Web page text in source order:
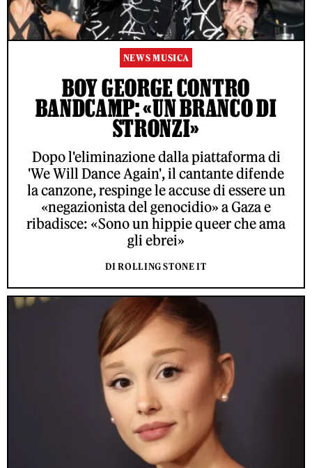
NEWS MUSICA
BOY GEORGE CONTRO
BANDCAMP: «UN BRANCO DI
STRONZI»
Dopo l'eliminazione dalla piattaforma di
'We Will Dance Again', il cantante difende
la canzone, respinge le accuse di essere un
«negazionista del genocidio» a Gaza e
ribadisce: «Sono un hippie queer che ama
gli ebrei»
DI ROLLING STONE IT